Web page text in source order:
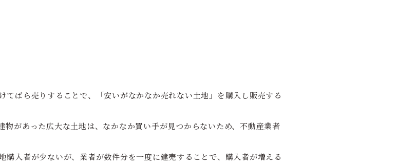
てばら売りすることで、「安いがなかなか売れない土地」を購入し販売する
があった広大な土地は、なかなか買い手が見つからないため、不動産業者
購入者が少ないが、業者が数件分を一度に建売することで、購入者が増える